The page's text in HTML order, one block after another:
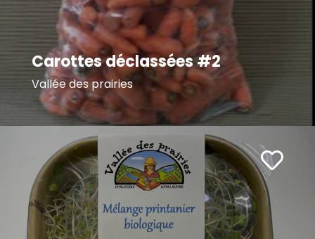
Carottes déclassées #2
Vallée des prairies